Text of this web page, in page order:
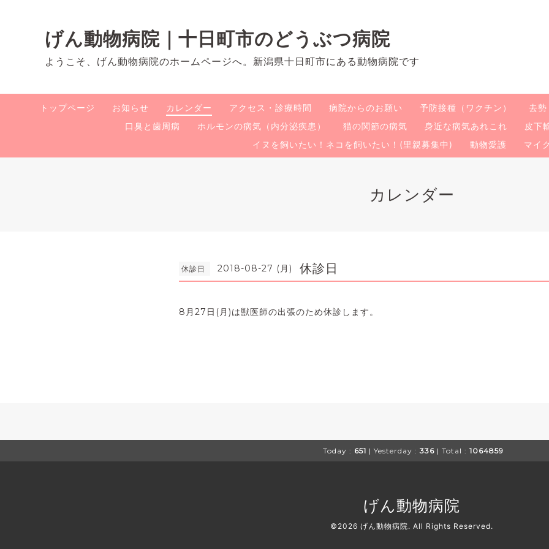
げん動物病院｜十日町市のどうぶつ病院
ようこそ、げん動物病院のホームページへ。新潟県十日町市にある動物病院です
トップページ お知らせ カレンダー アクセス・診療時間 病院からのお願い 予防接種（ワクチン） 去勢
口臭と歯周病
ホルモンの病気（内分泌疾患） 猫の関節の病気 身近な病気あれこれ 皮下
イヌを飼いたい！ネコを飼いたい！(里親募集中)
動物愛護 マイ
カレンダー
休診日 2018-08-27 (月) 休診日
8月27日(月)は獣医師の出張のため休診します。
Today : 651 | Yesterday : 336 | Total : 1064859
げん動物病院
©2026 げん動物病院. All Rights Reserved.